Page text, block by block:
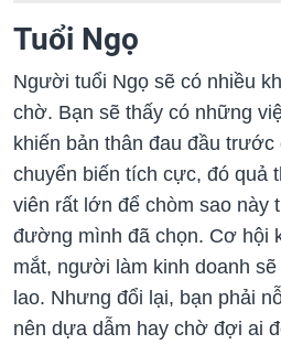
Tuổi Ngọ
Người tuổi Ngọ sẽ có nhiều
chờ. Bạn sẽ thấy có những
khiến bản thân đau đầu trước
chuyển biến tích cực, đó quả
viên rất lớn để chòm sao này
đường mình đã chọn. Cơ hội
mắt, người làm kinh doanh
lao. Nhưng đổi lại, bạn phải
nên dựa dẫm hay chờ đợi ai